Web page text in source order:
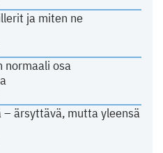
ja miten ne
normaali osa
– ärsyttävä, mutta yleensä